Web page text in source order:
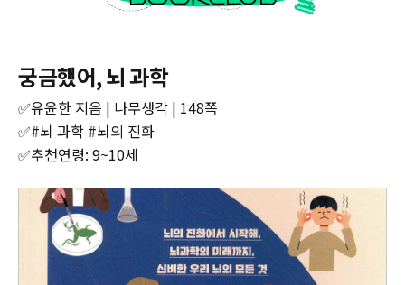
궁금했어, 뇌 과학
✅유윤한 지음 | 나무생각 | 148쪽
✅#뇌 과학 #뇌의 진화
✅추천연령: 9~10세